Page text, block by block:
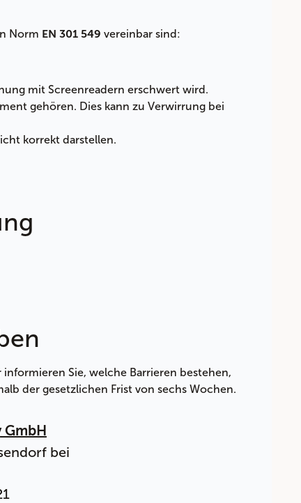
Norm EN 301 549 vereinbar sind:
mit Screenreadern erschwert wird.
gehören. Dies kann zu Verwirrung bei
korrekt darstellen.
Sie, welche Barrieren bestehen,
der gesetzlichen Frist von sechs Wochen.
GmbH
bei